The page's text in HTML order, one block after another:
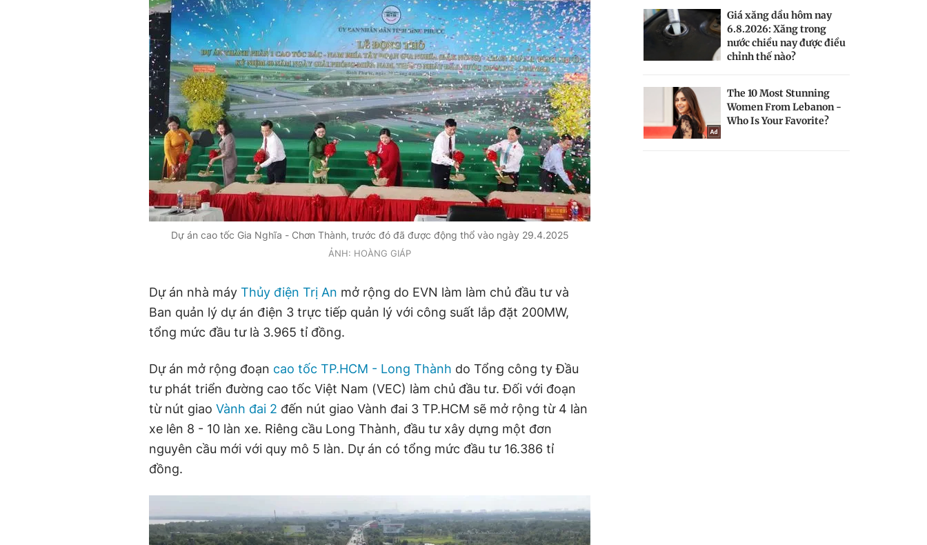
Dự án cao tốc Gia Nghĩa - Chơn Thành, trước đó đã được động thổ vào ngày 29.4.2025
ẢNH: HOÀNG GIÁP
Dự án nhà máy Thủy điện Trị An mở rộng do EVN làm làm chủ đầu tư và
Ban quản lý dự án điện 3 trực tiếp quản lý với công suất lắp đặt 200MW,
tổng mức đầu tư là 3.965 tỉ đồng.
Dự án mở rộng đoạn cao tốc TP.HCM - Long Thành do Tổng công ty Đầu
tư phát triển đường cao tốc Việt Nam (VEC) làm chủ đầu tư. Đối với đoạn
từ nút giao Vành đai 2 đến nút giao Vành đai 3 TP.HCM sẽ mở rộng từ 4 làn
xe lên 8 - 10 làn xe. Riêng cầu Long Thành, đầu tư xây dựng một đơn
nguyên cầu mới với quy mô 5 làn. Dự án có tổng mức đầu tư 16.386 tỉ
đồng.